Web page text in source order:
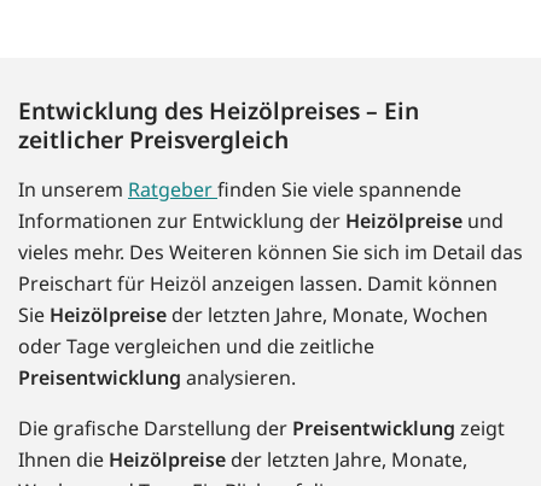
Entwicklung des Heizölpreises – Ein
zeitlicher Preisvergleich
In unserem Ratgeberfinden Sie viele spannende
Informationen zur Entwicklung der Heizölpreise und
vieles mehr. Des Weiteren können Sie sich im Detail das
Preischart für Heizöl anzeigen lassen. Damit können
Sie Heizölpreise der letzten Jahre, Monate, Wochen
oder Tage vergleichen und die zeitliche
Preisentwicklung analysieren.
Die grafische Darstellung der Preisentwicklung zeigt
Ihnen die Heizölpreise der letzten Jahre, Monate,